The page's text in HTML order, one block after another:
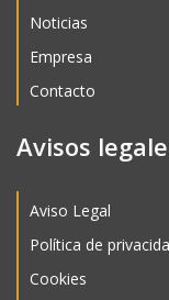
Noticias
Empresa
Contacto
Avisos
Aviso Legal
Política de
Cookies